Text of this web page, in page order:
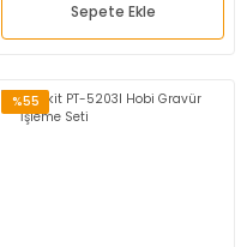
Sepete Ekle
%55